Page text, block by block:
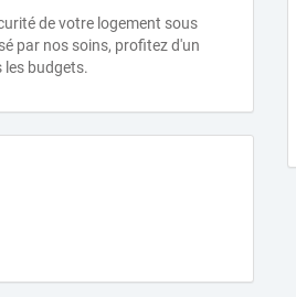
de votre logement sous
par nos soins, profitez d'un
budgets.